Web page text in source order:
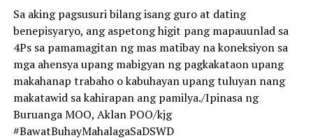
Sa aking pagsusuri bilang isang guro at dating
benepisyaryo, ang aspetong higit pang mapauunlad sa
4Ps sa pamamagitan ng mas matibay na koneksiyon sa
mga ahensya upang mabigyan ng pagkakataon upang
makahanap trabaho o kabuhayan upang tuluyan nang
makatawid sa kahirapan ang pamilya./Ipinasa ng
Buruanga MOO, Aklan POO/kjg
#BawatBuhayMahalagaSaDSWD